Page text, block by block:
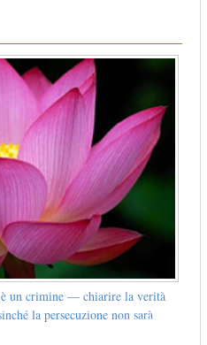
un crimine — chiarire la verità
la persecuzione non sarà